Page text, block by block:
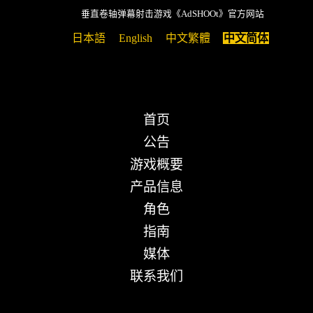
垂直卷轴弹幕射击游戏《AdSHOOt》官方网站
日本語 English 中文繁體 中文简体
首页
公告
游戏概要
产品信息
角色
指南
媒体
联系我们